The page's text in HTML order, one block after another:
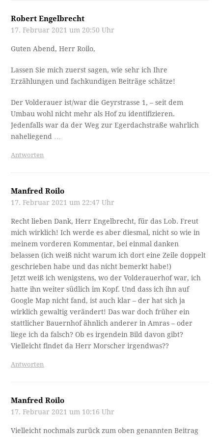
Robert Engelbrecht
17. Februar 2021 um 20:50 Uhr
Guten Abend, Herr Roilo,
Lassen Sie mich zuerst sagen, wie sehr ich Ihre
Erzählungen und fachkundigen Beiträge schätze!
Der Volderauer ist/war die Geyrstrasse 1, – seit dem
Umbau wohl nicht mehr als Hof zu identifizieren.
Jedenfalls war da der Weg zur Egerdachstraße wahrlich
naheliegend …
Antworten
Manfred Roilo
17. Februar 2021 um 22:47 Uhr
Recht lieben Dank, Herr Engelbrecht, für das Lob. Freut
mich wirklich! Ich werde es aber diesmal, nicht so wie in
meinem vorderen Kommentar, bei einmal danken
belassen (ich weiß nicht warum ich dort eine Zeile doppelt
geschrieben habe und das nicht bemerkt habe!)
Jetzt weiß ich wenigstens, wo der Volderauerhof war, ich
hatte ihn weiter südlich im Kopf. Und dass ich ihn auf
Google Map nicht fand, ist auch klar – der hat sich ja
wirklich gewaltig verändert! Das war doch früher ein
stattlicher Bauernhof ähnlich anderer in Amras – oder
liege ich da falsch? Ob es irgendein Bild davon gibt?
Vielleicht findet da Herr Morscher irgendwas??
Antworten
Manfred Roilo
17. Februar 2021 um 10:16 Uhr
Vielleicht nochmals zurück zum oben genannten Beitrag